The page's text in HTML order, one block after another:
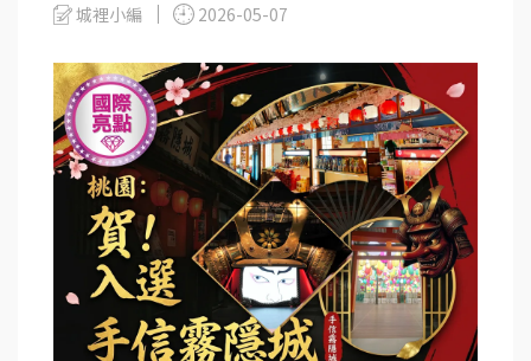
城裡小編 2026-05-07